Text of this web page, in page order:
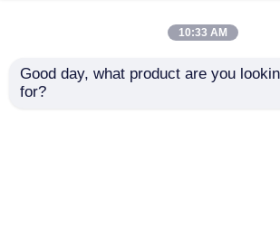
10:33 AM
Good day, what product are you
for?